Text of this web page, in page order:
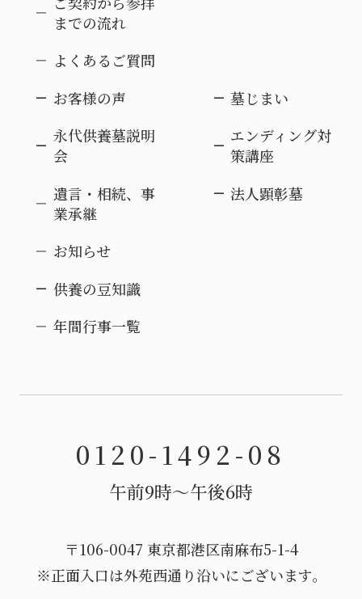
までの流れ
よくあるご質問
お客様の声
墓じまい
永代供養墓説明
会
エンディング対
策講座
遺言・相続、事
業承継
法人顕彰墓
お知らせ
供養の豆知識
年間行事一覧
0120-1492-08
午前9時〜午後6時
〒106-0047 東京都港区南麻布5-1-4
※正面入口は外苑西通り沿いにございます。